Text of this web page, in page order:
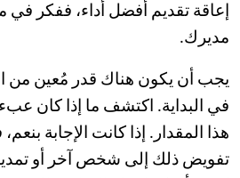
إعاقة تقديم أفضل أداء، ففكر في
مديرك.
يجب أن يكون هناك قدر مُعين من
في البداية. اكتشف ما إذا كان عبء
هذا المقدار. إذا كانت الإجابة
تفويض ذلك إلى شخص آخر أو تمديد